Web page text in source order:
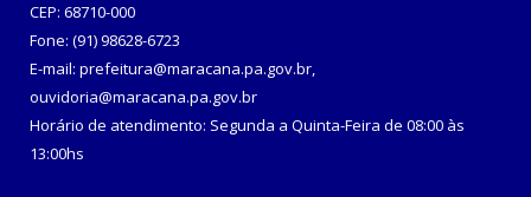
CEP: 68710-000
Fone: (91) 98628-6723
E-mail: prefeitura@maracana.pa.gov.br,
ouvidoria@maracana.pa.gov.br
Horário de atendimento: Segunda a Quinta-Feira de 08:00 às
13:00hs